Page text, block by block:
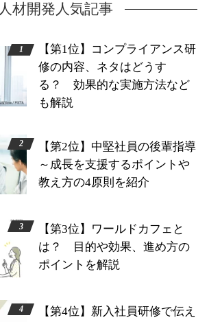
人材開発人気記事
【第1位】コンプライアンス研
修の内容、ネタはどうす
る？ 効果的な実施方法など
も解説
【第2位】中堅社員の後輩指導
～成長を支援するポイントや
教え方の4原則を紹介
【第3位】ワールドカフェと
は？ 目的や効果、進め方の
ポイントを解説
【第4位】新入社員研修で伝え